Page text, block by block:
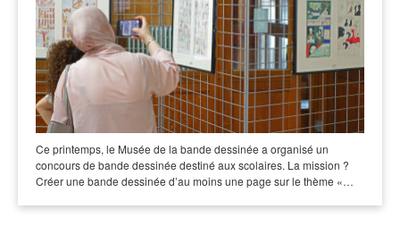
Ce printemps, le Musée de la bande dessinée a organisé un
concours de bande dessinée destiné aux scolaires. La mission ?
Créer une bande dessinée d’au moins une page sur le thème «…